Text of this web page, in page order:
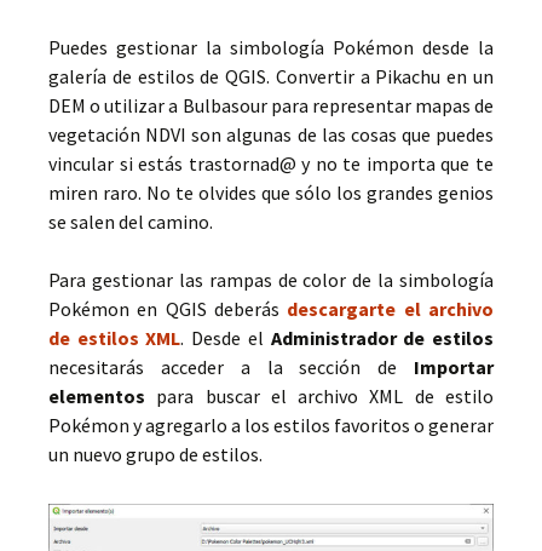
Puedes gestionar la simbología Pokémon desde la
galería de estilos de QGIS. Convertir a Pikachu en un
DEM o utilizar a Bulbasour para representar mapas de
vegetación NDVI son algunas de las cosas que puedes
vincular si estás trastornad@ y no te importa que te
miren raro. No te olvides que sólo los grandes genios
se salen del camino.
Para gestionar las rampas de color de la simbología
Pokémon en QGIS deberás descargarte el archivo
de estilos XML. Desde el Administrador de estilos
necesitarás acceder a la sección de Importar
elementos para buscar el archivo XML de estilo
Pokémon y agregarlo a los estilos favoritos o generar
un nuevo grupo de estilos.